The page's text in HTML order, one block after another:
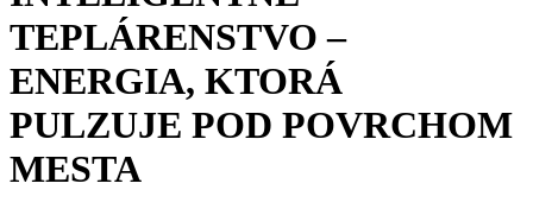
TEPLÁRENSTVO –
ENERGIA, KTORÁ
PULZUJE POD POVRCHOM
MESTA